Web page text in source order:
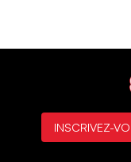
INSCRIVEZ-